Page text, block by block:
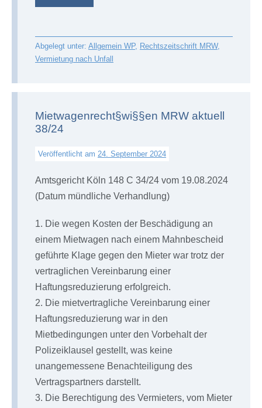
aktuell
Abgelegt unter: Allgemein WP, Rechtszeitschrift MRW,
Vermietung nach Unfall
Mietwagenrecht§wi§§en MRW aktuell
38/24
Veröffentlicht am 24. September 2024
Amtsgericht Köln 148 C 34/24 vom 19.08.2024
(Datum mündliche Verhandlung)
1. Die wegen Kosten der Beschädigung an
einem Mietwagen nach einem Mahnbescheid
geführte Klage gegen den Mieter war trotz der
vertraglichen Vereinbarung einer
Haftungsreduzierung erfolgreich.
2. Die mietvertragliche Vereinbarung einer
Haftungsreduzierung war in den
Mietbedingungen unter den Vorbehalt der
Polizeiklausel gestellt, was keine
unangemessene Benachteiligung des
Vertragspartners darstellt.
3. Die Berechtigung des Vermieters, vom Mieter